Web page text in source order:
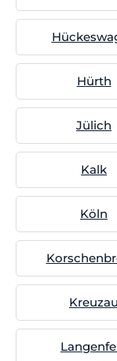
Hürth
Jülich
Kalk
Köln
Kreuzau